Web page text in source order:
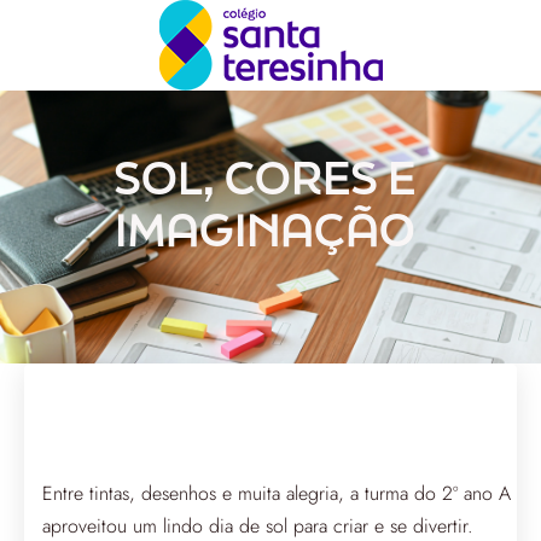
SOL, CORES E
IMAGINAÇÃO
Entre tintas, desenhos e muita alegria, a turma do 2º ano A
aproveitou um lindo dia de sol para criar e se divertir.